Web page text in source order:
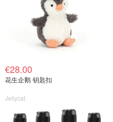
€28.00
花生企鹅 钥匙扣
Jellycat